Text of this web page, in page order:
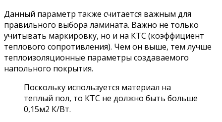
Данный параметр также считается важным для
правильного выбора ламината. Важно не только
учитывать маркировку, но и на КТС (коэффициент
теплового сопротивления). Чем он выше, тем лучше
теплоизоляционные параметры создаваемого
напольного покрытия.
Поскольку используется материал на
теплый пол, то КТС не должно быть больше
0,15м2 К/Вт.